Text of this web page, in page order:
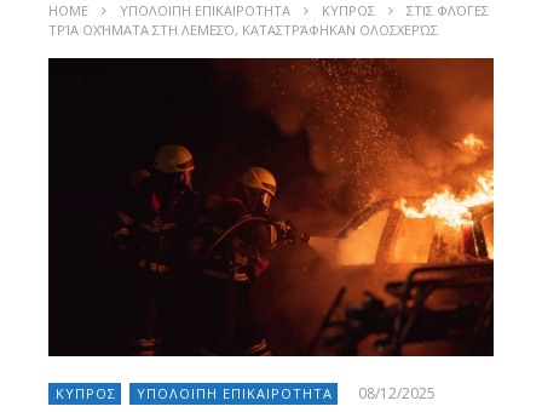
HOME ΥΠΟΛΟΙΠΗ ΕΠΙΚΑΙΡΟΤΗΤΑ ΚΥΠΡΟΣ
ΣΤΙΣ ΦΛΌΓΕΣ
ΤΡΊΑ ΟΧΉΜΑΤΑ ΣΤΗ ΛΕΜΕΣΌ, ΚΑΤΑΣΤΡΆΦΗΚΑΝ ΟΛΟΣΧΕΡΏΣ
ΚΥΠΡΟΣ ΥΠΟΛΟΙΠΗ ΕΠΙΚΑΙΡΟΤΗΤΑ 08/12/2025